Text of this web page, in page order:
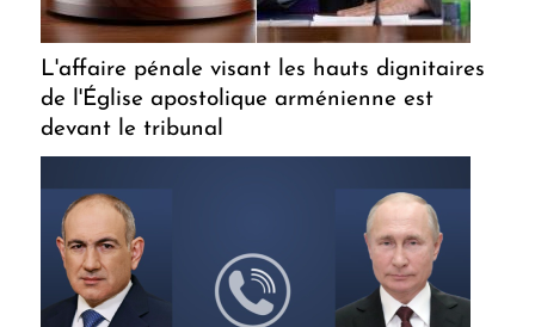
L'affaire pénale visant les hauts dignitaires
de l'Église apostolique arménienne est
devant le tribunal